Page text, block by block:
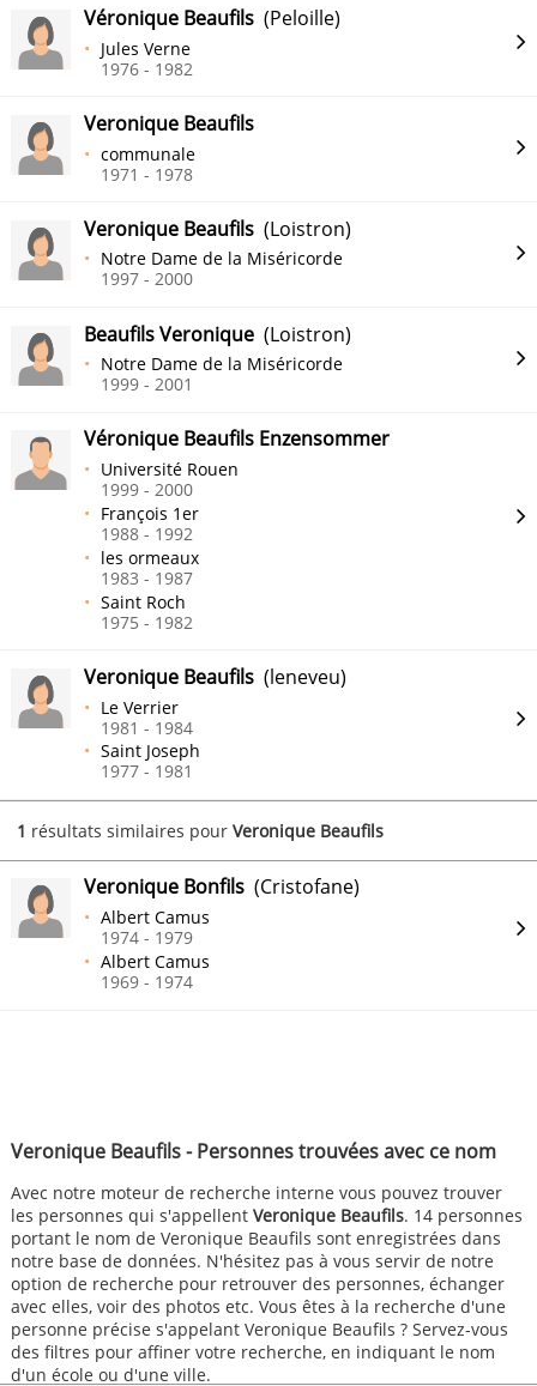
Veronique Beaufils - Personnes trouvées avec ce nom
Avec notre moteur de recherche interne vous pouvez trouver
les personnes qui s'appellent Veronique Beaufils. 14 personnes
portant le nom de Veronique Beaufils sont enregistrées dans
notre base de données. N'hésitez pas à vous servir de notre
option de recherche pour retrouver des personnes, échanger
avec elles, voir des photos etc. Vous êtes à la recherche d'une
personne précise s'appelant Veronique Beaufils ? Servez-vous
des filtres pour affiner votre recherche, en indiquant le nom
d'un école ou d'une ville.
Véronique Beaufils (Peloille)
Jules Verne
1976 - 1982
Veronique Beaufils
communale
1971 - 1978
Veronique Beaufils (Loistron)
Notre Dame de la Miséricorde
1997 - 2000
Beaufils Veronique (Loistron)
Notre Dame de la Miséricorde
1999 - 2001
Véronique Beaufils Enzensommer
Université Rouen
1999 - 2000
François 1er
1988 - 1992
les ormeaux
1983 - 1987
Saint Roch
1975 - 1982
Veronique Beaufils (leneveu)
Le Verrier
1981 - 1984
Saint Joseph
1977 - 1981
1 résultats similaires pourVeronique Beaufils
Veronique Bonfils (Cristofane)
Albert Camus
1974 - 1979
Albert Camus
1969 - 1974